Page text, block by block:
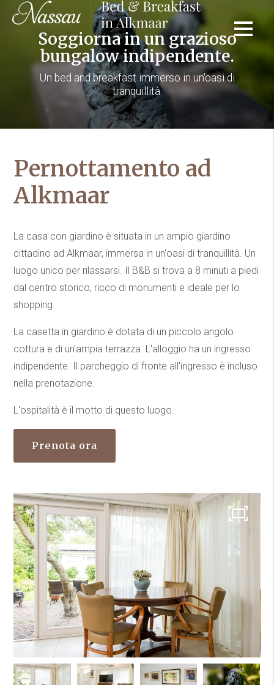
Soggiorna in un grazioso
bungalow indipendente.
Un bed and breakfast immerso in un'oasi di
tranquillità.
Pernottamento ad
Alkmaar
La casa con giardino è situata in un ampio giardino
cittadino ad Alkmaar, immersa in un'oasi di tranquillità. Un
luogo unico per rilassarsi. Il B&B si trova a 8 minuti a piedi
dal centro storico, ricco di monumenti e ideale per lo
shopping.
La casetta in giardino è dotata di un piccolo angolo
cottura e di un'ampia terrazza. L'alloggio ha un ingresso
indipendente. Il parcheggio di fronte all'ingresso è incluso
nella prenotazione.
L'ospitalità è il motto di questo luogo.
Prenota ora